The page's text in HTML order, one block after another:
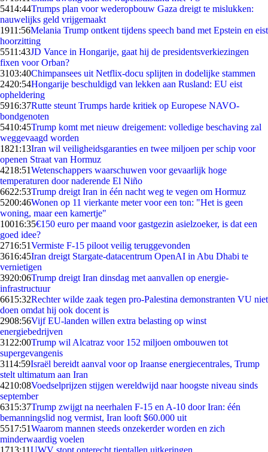
5414:44Trumps plan voor wederopbouw Gaza dreigt te mislukken:
nauwelijks geld vrijgemaakt
1911:56Melania Trump ontkent tijdens speech band met Epstein en eist
hoorzitting
5511:43JD Vance in Hongarije, gaat hij de presidentsverkiezingen
fixen voor Orban?
3103:40Chimpansees uit Netflix-docu splijten in dodelijke stammen
2420:54Hongarije beschuldigd van lekken aan Rusland: EU eist
opheldering
5916:37Rutte steunt Trumps harde kritiek op Europese NAVO-
bondgenoten
5410:45Trump komt met nieuw dreigement: volledige beschaving zal
weggevaagd worden
1821:13Iran wil veiligheidsgaranties en twee miljoen per schip voor
openen Straat van Hormuz
4218:51Wetenschappers waarschuwen voor gevaarlijk hoge
temperaturen door naderende El Niño
6622:53Trump dreigt Iran in één nacht weg te vegen om Hormuz
5200:46Wonen op 11 vierkante meter voor een ton: "Het is geen
woning, maar een kamertje"
10016:35€150 euro per maand voor gastgezin asielzoeker, is dat een
goed idee?
2716:51Vermiste F-15 piloot veilig teruggevonden
3616:45Iran dreigt Stargate-datacentrum OpenAI in Abu Dhabi te
vernietigen
3920:06Trump dreigt Iran dinsdag met aanvallen op energie-
infrastructuur
6615:32Rechter wilde zaak tegen pro-Palestina demonstranten VU niet
doen omdat hij ook docent is
2908:56Vijf EU-landen willen extra belasting op winst
energiebedrijven
31 22:00Trump wil Alcatraz voor 152 miljoen ombouwen tot
supergevangenis
3114:59Israël bereidt aanval voor op Iraanse energiecentrales, Trump
stelt ultimatum aan Iran
4210:08Voedselprijzen stijgen wereldwijd naar hoogste niveau sinds
september
6315:37Trump zwijgt na neerhalen F-15 en A-10 door Iran: één
bemanningslid nog vermist, Iran looft $60.000 uit
5517:51Waarom mannen steeds onzekerder worden en zich
minderwaardig voelen
1713:11UWV stopt onterecht tientallen uitkeringen